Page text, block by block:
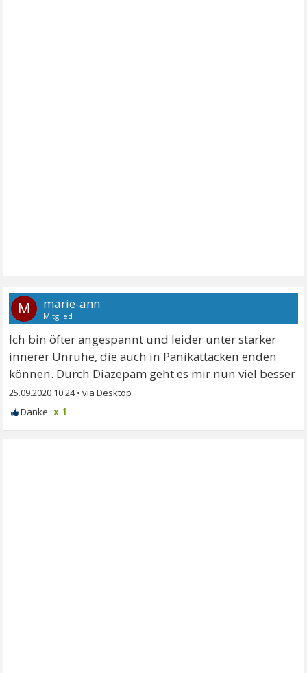
M marie-ann
Mitglied
Ich bin öfter angespannt und leider unter starker
innerer Unruhe, die auch in Panikattacken enden
können. Durch Diazepam geht es mir nun viel besser
25.09.2020 10:24•
x 1